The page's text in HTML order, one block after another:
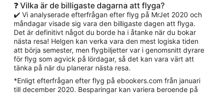
❓ Vilka är de billigaste dagarna att flyga?
✔️ Vi analyserade efterfrågan efter flyg på MrJet 2020 och
måndagar visade sig vara den billigaste dagen att flyga.
Det är definitivt något du borde ha i åtanke när du bokar
nästa resa! Helgen kan verka vara den mest logiska tiden
att börja semester, men flygbiljetter var i genomsnitt dyrare
för flyg som agvick på lördagar, så det kan vara värt att
tänka på när du planerar nästa resa.
*Enligt efterfrågan efter flyg på ebookers.com från januari
till december 2020. Besparingar kan variera beroende på